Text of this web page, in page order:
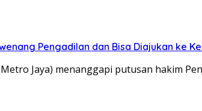
Pengadilan dan Bisa Diajukan ke
Jaya) menanggapi putusan hakim